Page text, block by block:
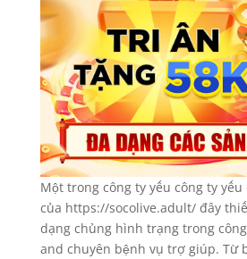
Một trong công ty yếu công ty
của https://socolive.adult/ đây
dạng chủng hình trạng trong
and chuyên bệnh vụ trợ giúp. Từ